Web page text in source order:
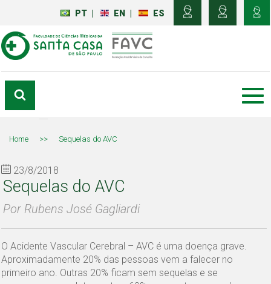
PT EN ES
Home >> Sequelas do AVC
23/8/2018
Sequelas do AVC
Por Rubens José Gagliardi
O Acidente Vascular Cerebral – AVC é uma doença grave.
Aproximadamente 20% das pessoas vem a falecer no
primeiro ano. Outras 20% ficam sem sequelas e se